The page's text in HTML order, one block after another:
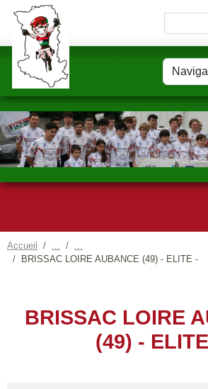
Accueil
BRISSAC LOIRE AUBANCE (49) - ELITE -
BRISSAC LOIRE
(49) -
Panneau de gestion des cookies